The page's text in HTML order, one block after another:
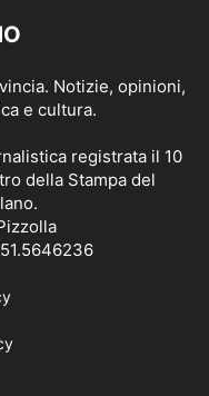
Notizie, opinioni,
e cultura.
registrata il 10
della Stampa del